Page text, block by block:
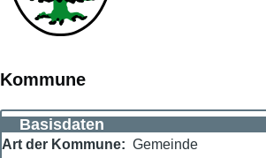
Kommune
Basisdaten
Art der Kommune Gemeinde